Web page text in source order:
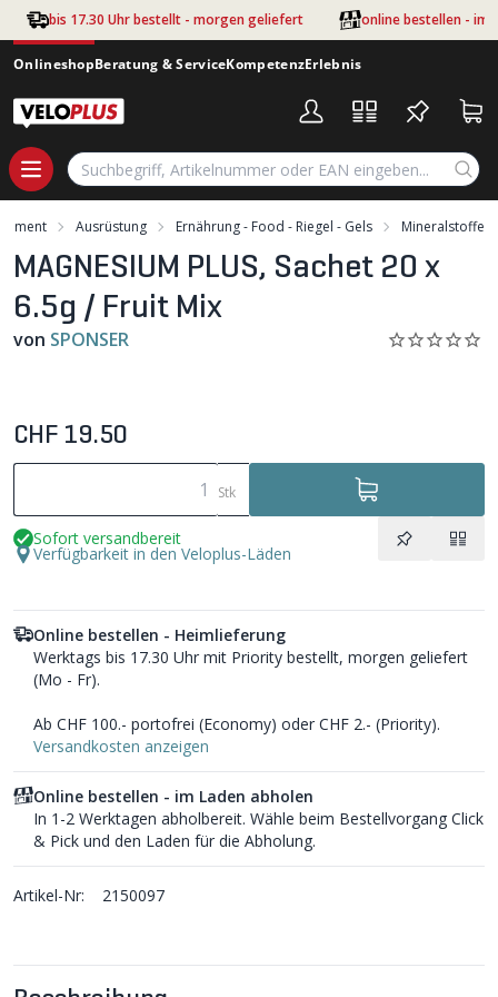
Zum Hauptinhalt springen
bis 17.30 Uhr bestellt - morgen geliefert online bestellen - im
OnlineshopBeratung & ServiceKompetenzErlebnis
Ausrüstung Ernährung - Food - Riegel - Gels Mineralstoffe
MAGNESIUM PLUS, Sachet 20 x
6.5g / Fruit Mix
von SPONSER
CHF 19.50
Stk
Sofort versandbereit
Verfügbarkeit in den Veloplus-Läden
Online bestellen - Heimlieferung
Werktags bis 17.30 Uhr mit Priority bestellt, morgen geliefert
(Mo - Fr).
Ab CHF 100.- portofrei (Economy) oder CHF 2.- (Priority).
Versandkosten anzeigen
Online bestellen - im Laden abholen
In 1-2 Werktagen abholbereit. Wähle beim Bestellvorgang Click
& Pick und den Laden für die Abholung.
Artikel-Nr: 2150097